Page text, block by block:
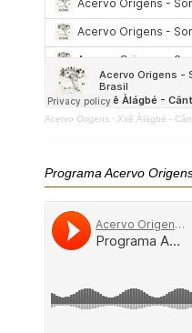
Acervo Origens · Xirê Àlágbé - Cânticos
Programa Acervo